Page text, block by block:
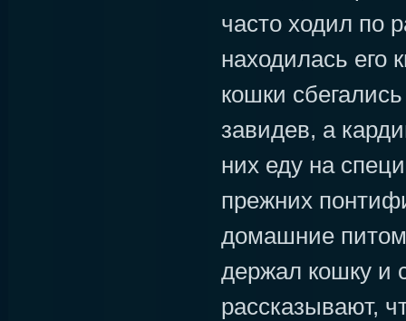
часто ходил по
находилась его
кошки
завидев, а
них еду на
прежних
домашние
держал кошку и
рассказывают,